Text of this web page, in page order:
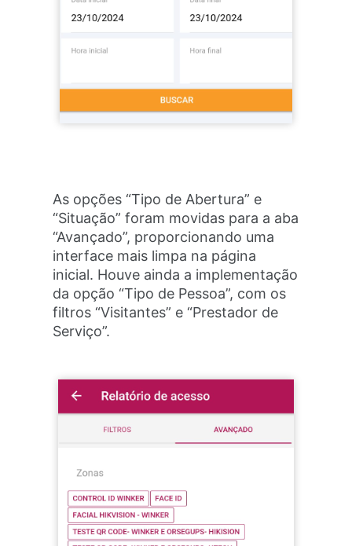
As opções “Tipo de Abertura” e
“Situação” foram movidas para a aba
“Avançado”, proporcionando uma
interface mais limpa na página
inicial. Houve ainda a implementação
da opção “Tipo de Pessoa”, com os
filtros “Visitantes” e “Prestador de
Serviço”.